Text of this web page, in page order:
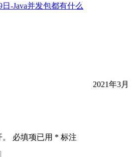
日-Java并发包都有什么
2021年3月
必填项已用 * 标注